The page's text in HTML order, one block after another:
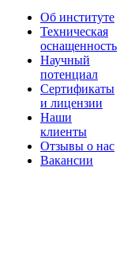
Об институте
Техническая
оснащенность
Научный
потенциал
Сертификаты
и лицензии
Наши
клиенты
Отзывы о нас
Вакансии